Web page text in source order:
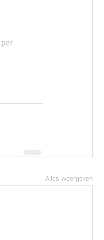
Alles weergeven